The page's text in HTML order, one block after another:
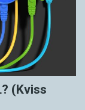
(Kviss